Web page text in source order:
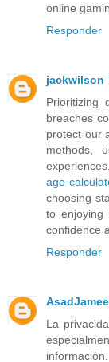
online
Responder
jackwilson
Prioritizing
breaches
protect our
methods,
age
choosing
to enjoying
confidence
Responder
La